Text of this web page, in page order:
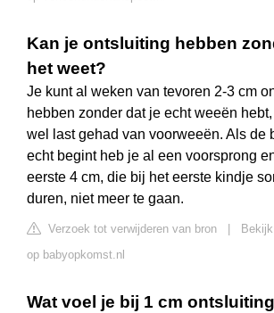
Kan je ontsluiting hebben
het weet?
Je kunt al weken van tevoren 2-3 cm
hebben zonder dat je echt weeën
wel last gehad van voorweeën. Als de
echt begint heb je al een voorsprong
eerste 4 cm, die bij het eerste kindje
duren, niet meer te gaan.
Verzoek tot verwijderen van bron
op babyopkomst.nl
Wat voel je bij 1 cm